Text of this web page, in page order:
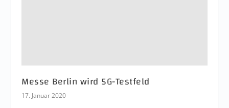
Messe Berlin wird 5G-Testfeld
17. Januar 2020